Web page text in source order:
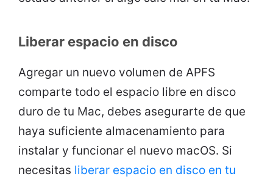
Liberar espacio en disco
Agregar un nuevo volumen de APFS
comparte todo el espacio libre en disco
duro de tu Mac, debes asegurarte de que
haya suficiente almacenamiento para
instalar y funcionar el nuevo macOS. Si
necesitas liberar espacio en disco en tu